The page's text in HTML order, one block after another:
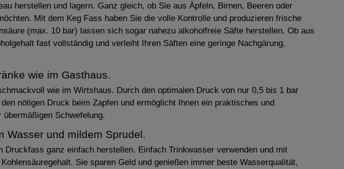
herstellen und lagern. Ganz gleich, ob Sie aus Äpfeln, Birnen, Beeren oder
Mit dem Keg Fass haben Sie die volle Kontrolle und produzieren frische
(max. 10 bar) lassen sich sogar nahezu alkoholfreie Säfte herstellen. Ob aus
fast vollständig und verleiht Ihren Säften eine geringe Nachgärung,
wie im Gasthaus.
wie im Wirtshaus. Durch den optimalen Druck von nur 0,5 bis 1 bar
nötigen Druck beim Zapfen und ermöglicht Ihnen ein praktisches und
Schwefelung.
Wasser und mildem Sprudel.
ganz einfach herstellen. Einfach Trinkwasser verwenden und mit
Sie sparen Geld und genießen immer beste Wasserqualität,